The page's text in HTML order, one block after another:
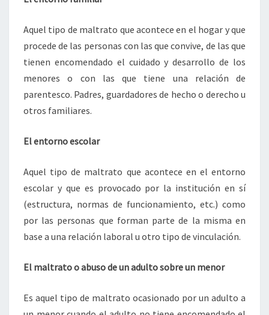
Aquel tipo de maltrato que acontece en el hogar y que
procede de las personas con las que convive, de las que
tienen encomendado el cuidado y desarrollo de los
menores o con las que tiene una relación de
parentesco. Padres, guardadores de hecho o derecho u
otros familiares.
El entorno escolar
Aquel tipo de maltrato que acontece en el entorno
escolar y que es provocado por la institución en sí
(estructura, normas de funcionamiento, etc.) como
por las personas que forman parte de la misma en
base a una relación laboral u otro tipo de vinculación.
El maltrato o abuso de un adulto sobre un menor
Es aquel tipo de maltrato ocasionado por un adulto a